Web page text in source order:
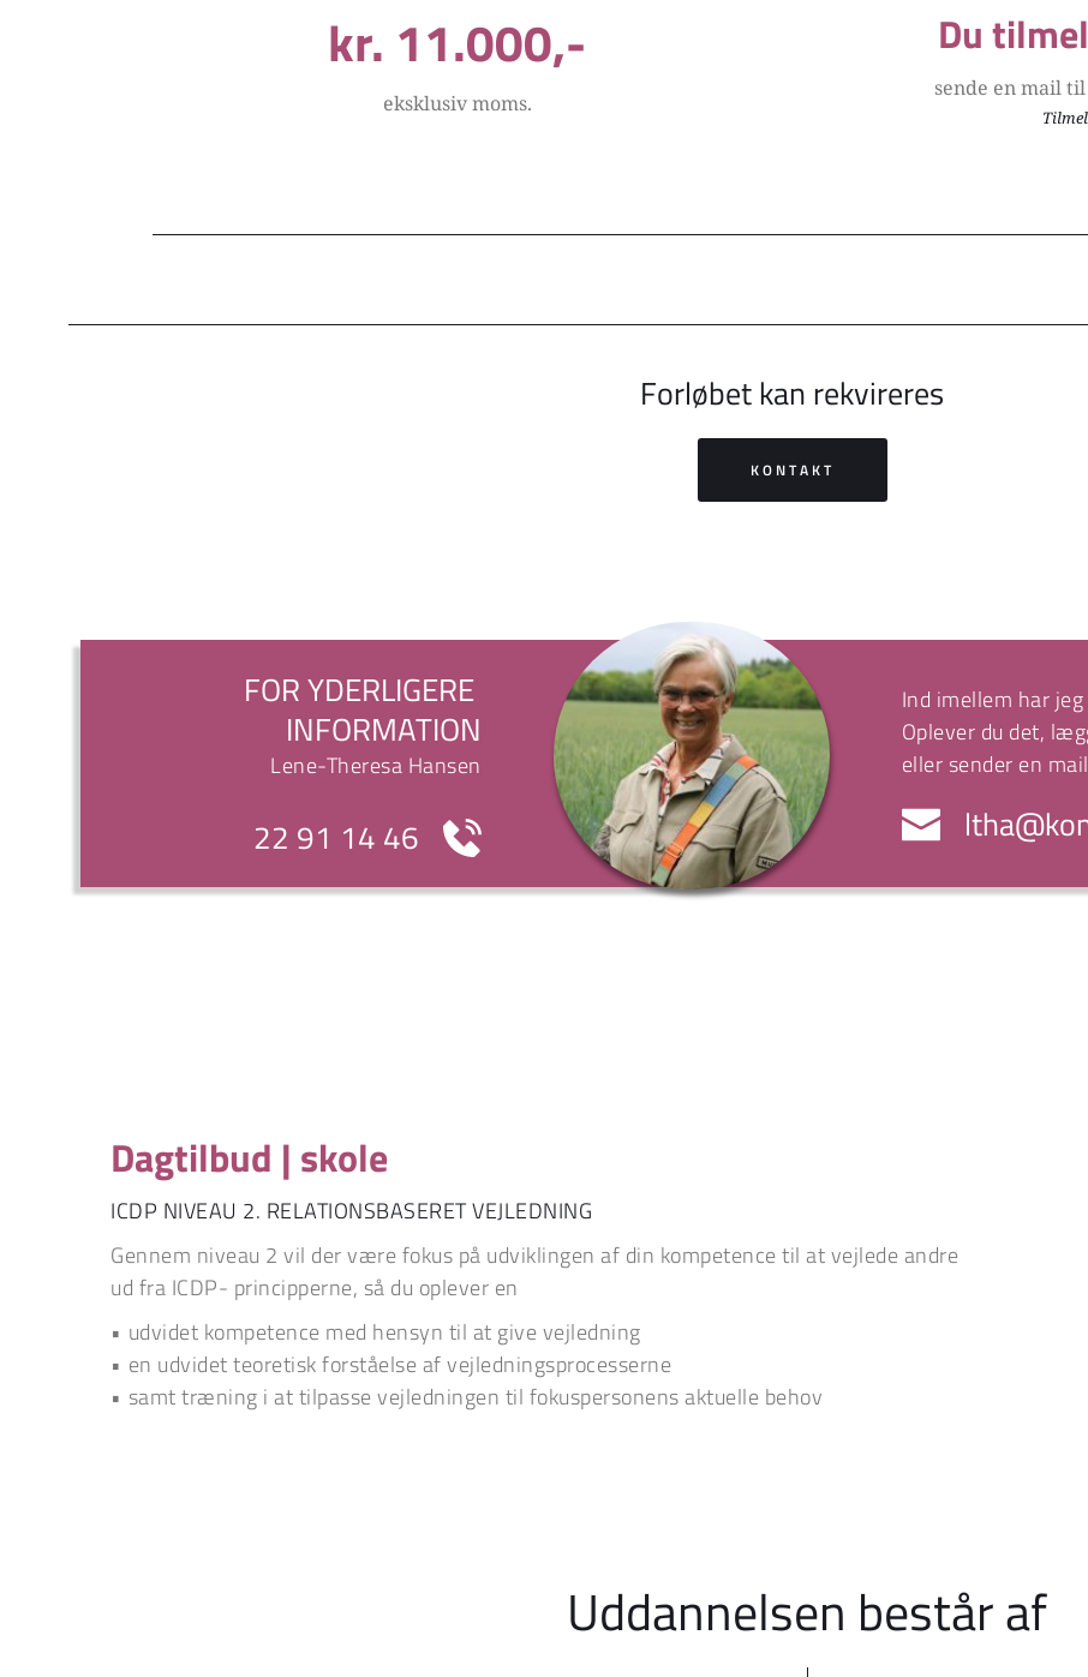
kr. 11.000,-
eksklusiv moms.
Du
sende en mail
Forløbet kan rekvireres
KONTAKT
FOR YDERLIGERE
INFORMATION
Lene-Theresa Hansen
22 91 14 46
Ind imellem har
Oplever du det,
eller sender en
Dagtilbud | skole
ICDP NIVEAU 2. RELATIONSBASERET VEJLEDNING
Gennem niveau 2 vil der være fokus på udviklingen af din kompetence til at vejlede andre
ud fra ICDP- principperne, så du oplever en
udvidet kompetence med hensyn til at give vejledning
en udvidet teoretisk forståelse af vejledningsprocesserne
samt træning i at tilpasse vejledningen til fokuspersonens aktuelle behov
Uddannelsen består af